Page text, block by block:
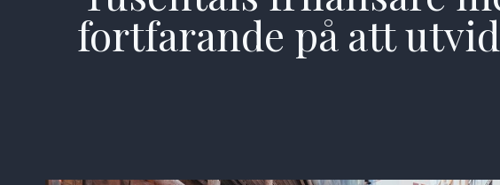
fortfarande på att